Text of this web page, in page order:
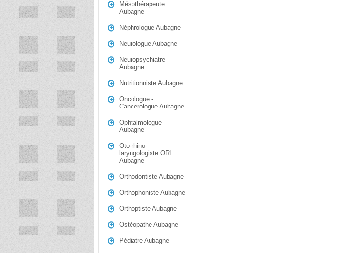
Mésothérapeute
Aubagne
Néphrologue Aubagne
Neurologue Aubagne
Neuropsychiatre
Aubagne
Nutritionniste Aubagne
Oncologue -
Cancerologue Aubagne
Ophtalmologue
Aubagne
Oto-rhino-
laryngologiste ORL
Aubagne
Orthodontiste Aubagne
Orthophoniste Aubagne
Orthoptiste Aubagne
Ostéopathe Aubagne
Pédiatre Aubagne